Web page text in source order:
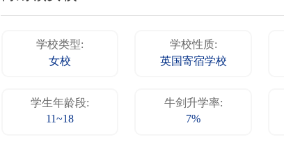
学校类型:
女校
学校性质:
英国寄宿学校
学生年龄段:
11~18
牛剑升学率:
7%